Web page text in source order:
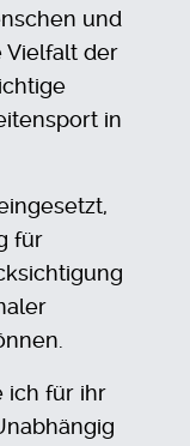
und
Vielfalt der
in
für
ich für ihr